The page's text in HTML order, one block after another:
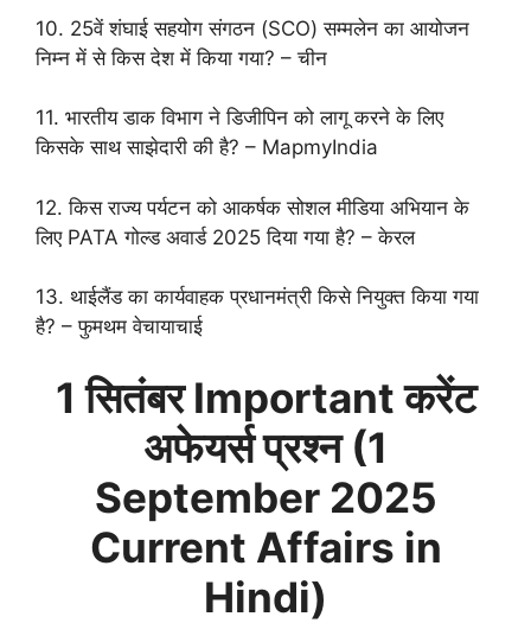
10. 25वें शंघाई सहयोग संगठन (SCO) सम्मलेन का आयोजन
निम्न में से किस देश में किया गया? – चीन
11. भारतीय डाक विभाग ने डिजीपिन को लागू करने के लिए
किसके साथ साझेदारी की है? – MapmyIndia
12. किस राज्य पर्यटन को आकर्षक सोशल मीडिया अभियान के
लिए PATA गोल्ड अवार्ड 2025 दिया गया है? – केरल
13. थाईलैंड का कार्यवाहक प्रधानमंत्री किसे नियुक्त किया गया
है? – फुमथम वेचायाचाई
1 सितंबर Important करेंट
अफेयर्स प्रश्न (1
September2025
Current Affairs in
Hindi)